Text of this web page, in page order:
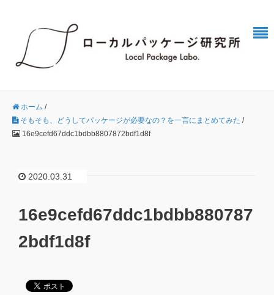
ホーム /
そもそも、どうしてパッケージが必要なの？を一言にまとめてみた /
16e9cefd67ddc1bdbb8807872bdf1d8f
2020.03.31
16e9cefd67ddc1bdbb880787
2bdf1d8f